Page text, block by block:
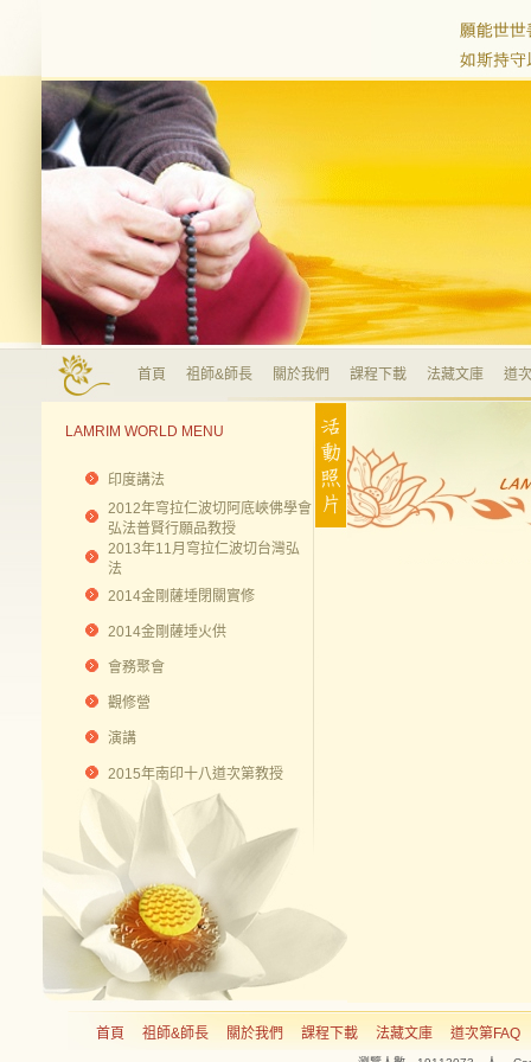
首頁 祖師&師長 關於我們 課程下載 法藏文庫 道
LAMRIM WORLD MENU
印度講法
2012年穹拉仁波切阿底峽佛學會
弘法普賢行願品教授
2013年11月穹拉仁波切台灣弘
法
2014金剛薩埵閉關實修
2014金剛薩埵火供
會務聚會
觀修營
演講
2015年南印十八道次第教授
首頁 祖師&師長 關於我們 課程下載 法藏文庫 道次第FAQ